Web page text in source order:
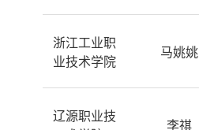
浙江工业职
业技术学院
马姚姚
辽源职业技
李祺